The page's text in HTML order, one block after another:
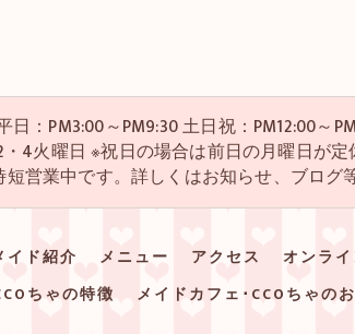
日：PM3:00～PM9:30 土日祝：PM12:00～
4火曜日 ※祝日の場合は前日の月曜日が定
営業中です。詳しくはお知らせ、ブログ
イド紹介 メニュー アクセス オンラ
ちゃの特徴 メイドカフェ･CCOちゃの